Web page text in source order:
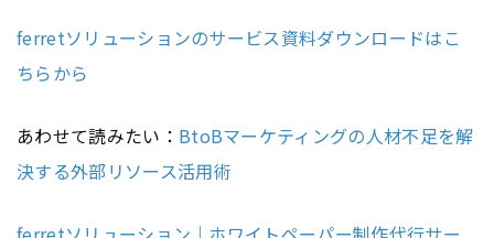
ferretソリューションのサービス資料ダウンロードはこ
ちらから
あわせて読みたい： BtoBマーケティングの人材不足を解
決する外部リソース活用術